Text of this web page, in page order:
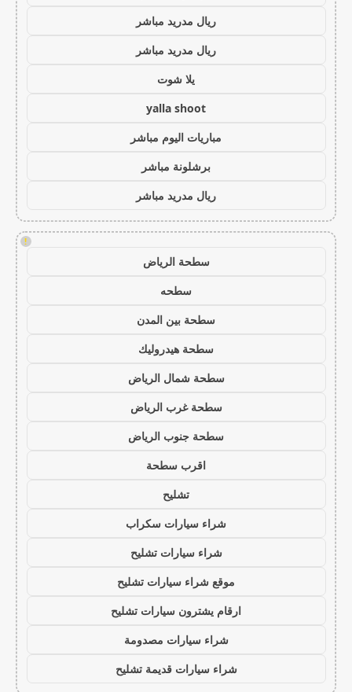
ريال مدريد مباشر
ريال مدريد مباشر
يلا شوت
yalla shoot
مباريات اليوم مباشر
برشلونة مباشر
ريال مدريد مباشر
!
سطحة الرياض
سطحه
سطحة بين المدن
سطحة هيدروليك
سطحة شمال الرياض
سطحة غرب الرياض
سطحة جنوب الرياض
اقرب سطحة
تشليح
شراء سيارات سكراب
شراء سيارات تشليح
موقع شراء سيارات تشليح
ارقام يشترون سيارات تشليح
شراء سيارات مصدومة
شراء سيارات قديمة تشليح